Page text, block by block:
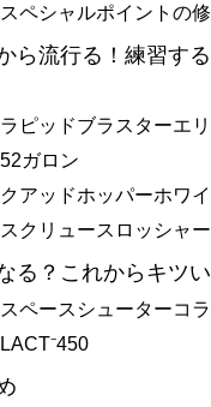
スペシャルポイントの
ら流行る！練習す
ラピッドブラスターエ
52ガロン
クアッドホッパーホワイ
スクリュースロッシャ
る？これからキツ
スペースシューターコ
LACT⁻450